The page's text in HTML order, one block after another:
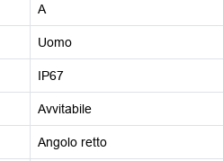
A
Uomo
IP67
Avvitabile
Angolo retto